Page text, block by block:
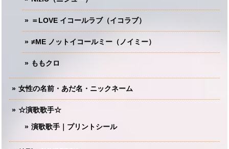
＝LOVE イコールラブ（イコラブ）
≠ME ノットイコールミー（ノイミー）
ももクロ
女性の名前・あだ名・ニックネーム
☆演歌歌手☆
演歌歌手｜プリントシール